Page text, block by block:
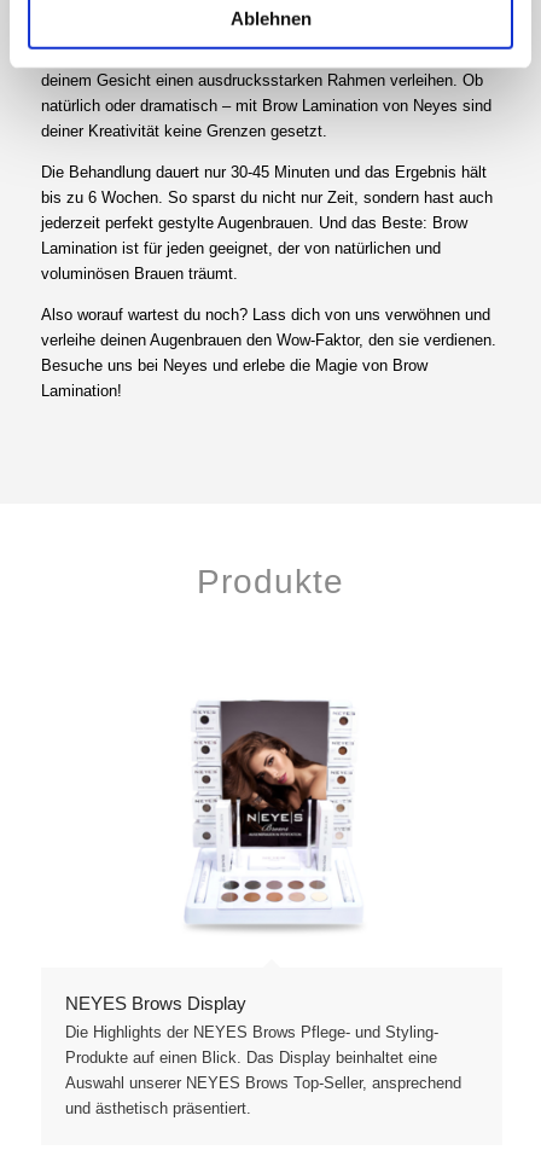
Ablehnen
die gewünschte Form gebracht und nach oben geliftet. Das
Ergebnis: längere, dichtere und voluminösere Augenbrauen, die
deinem Gesicht einen ausdrucksstarken Rahmen verleihen. Ob
natürlich oder dramatisch – mit Brow Lamination von Neyes sind
deiner Kreativität keine Grenzen gesetzt.
Die Behandlung dauert nur 30-45 Minuten und das Ergebnis hält
bis zu 6 Wochen. So sparst du nicht nur Zeit, sondern hast auch
jederzeit perfekt gestylte Augenbrauen. Und das Beste: Brow
Lamination ist für jeden geeignet, der von natürlichen und
voluminösen Brauen träumt.
Also worauf wartest du noch? Lass dich von uns verwöhnen und
verleihe deinen Augenbrauen den Wow-Faktor, den sie verdienen.
Besuche uns bei Neyes und erlebe die Magie von Brow
Lamination!
Produkte
NEYES Brows Display
Die Highlights der NEYES Brows Pflege- und Styling-
Produkte auf einen Blick. Das Display beinhaltet eine
Auswahl unserer NEYES Brows Top-Seller, ansprechend
und ästhetisch präsentiert.